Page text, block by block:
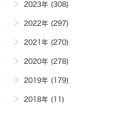
2023年 (308)
2022年 (297)
2021年 (270)
2020年 (278)
2019年 (179)
2018年 (11)